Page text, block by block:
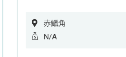
赤鱲角
N/A